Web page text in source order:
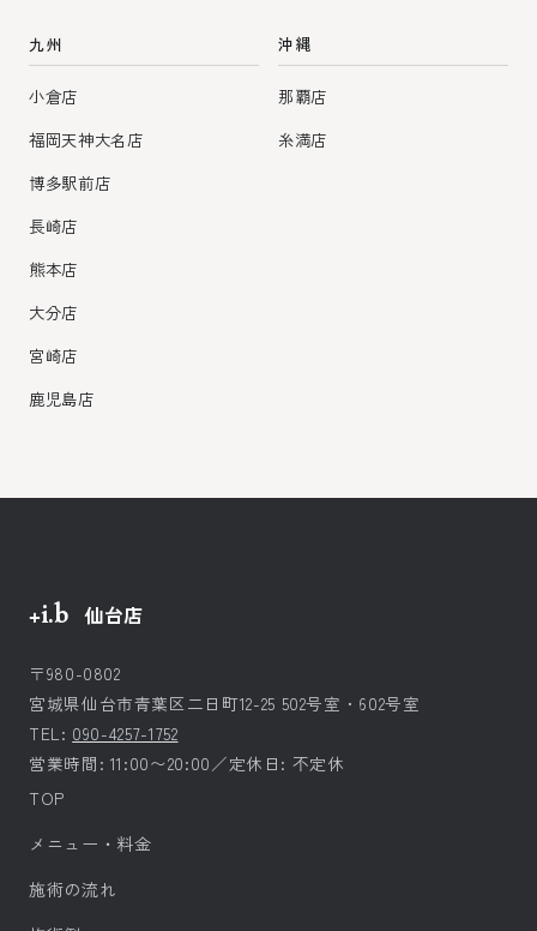
九州
小倉店
福岡天神大名店
博多駅前店
長崎店
熊本店
大分店
宮崎店
鹿児島店
沖縄
那覇店
糸満店
+i.b 仙台店
〒980-0802
宮城県仙台市青葉区二日町12-25 502号室・602号室
TEL: 090-4257-1752
営業時間: 11:00〜20:00／定休日: 不定休
TOP
メニュー・料金
施術の流れ